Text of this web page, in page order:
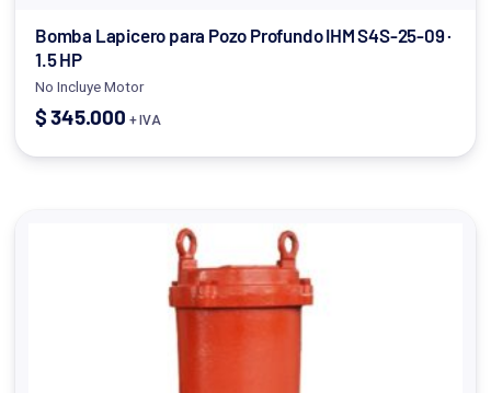
Bomba Lapicero para Pozo Profundo IHM S4S-25-09 ·
1.5 HP
No Incluye Motor
$345.000 + IVA